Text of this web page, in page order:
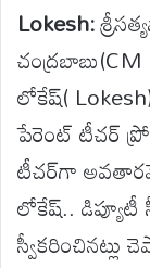
Lokesh:
చంద్రబాబు(CM
లోకేష్( Lokesh
పేరెంట్ టీచర్
టీచర్‌గా
లోకేష్..
స్వీకరించినట్లు